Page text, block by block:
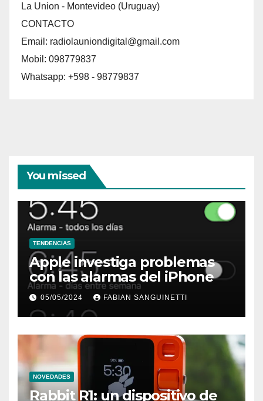
La Union - Montevideo (Uruguay)
CONTACTO
Email: radiolauniondigital@gmail.com
Mobil: 098779837
Whatsapp: +598 - 98779837
You missed
TENDENCIAS
Apple investiga problemas
con las alarmas del iPhone
05/05/2024 FABIAN SANGUINETTI
NOVEDADES
Rabbit R1: un dispositivo de